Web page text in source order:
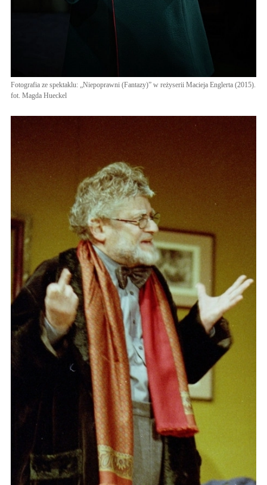
Fotografia ze spektaklu: „Niepoprawni (Fantazy)” w reżyserii Macieja Englerta (2015).
fot. Magda Hueckel